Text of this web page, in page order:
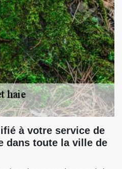
à votre service de
dans toute la ville de